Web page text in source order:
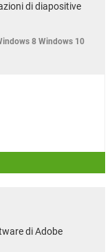
di diapositive
8 Windows 10
di Adobe